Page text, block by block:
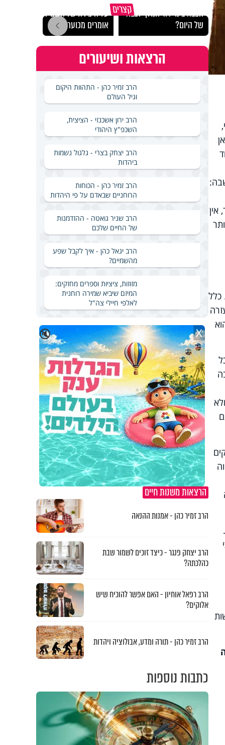
כלל
קצריםהצבא בימי דוד המלך לצבא
של היום?
על היצירה של השם לא
אומרים מכוער
הרצאות ושיעורים
הרב זמיר כהן - התהוות היקום
וגיל העולם
הרב ירון אשכנזי - הציצית,
השכפ"ץ היהודי
הרב יצחק בצרי - גלגול נשמות
ביהדות
הרב זמיר כהן - הכוחות
הרוחניים שבאדם על פי היהדות
הרב שניר גואטה - ההזדמנות
של החיים שלכם
הרב יגאל כהן - איך לקבל שפע
מהשמיים?
מזוזות, ציציות וספרים מחזקים:
המיזם שיביא שמירה רוחנית
לאלפי חיילי צה"ל
🔇 X
הרצאות משנות חיים
הרב זמיר כהן - אמנות ההנאה
הרב יצחק פנגר - כיצד זוכים לשמור שבת
כהלכתה?
הרב רפאל אוחיון - האם אפשר להוכיח שיש
אלוקים?
הרב זמיר כהן - תורה ומדע, אבולוציה ויהדות
כתבות נוספות